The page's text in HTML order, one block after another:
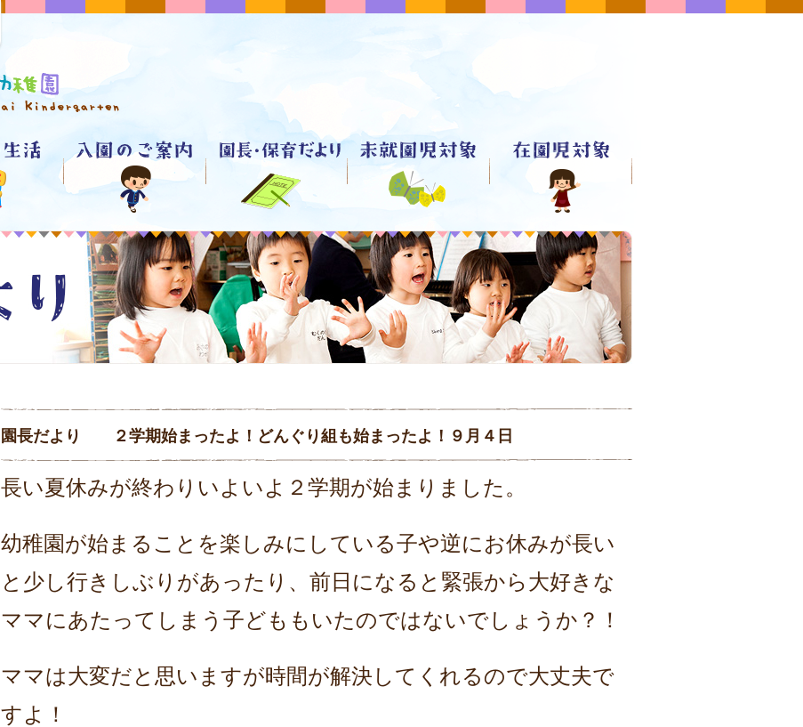
園長だより ２学期始まったよ！どんぐり組も始まったよ！９月４日
長い夏休みが終わりいよいよ２学期が始まりました。
幼稚園が始まることを楽しみにしている子や逆にお休みが長い
と少し行きしぶりがあったり、 前日になると緊張から大好きな
ママにあたってしまう子どももいたのではないでしょうか？！
ママは大変だと思いますが時間が解決してくれるので大丈夫で
すよ！